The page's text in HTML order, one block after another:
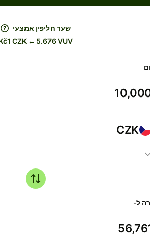
שער חליפין אמצעי
CZK ← 5.676 VUV
CZK
ל-